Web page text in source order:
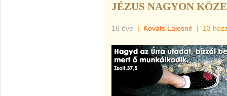
JÉZUS NAGYON
16 éve | Kováts Lajosné | 13